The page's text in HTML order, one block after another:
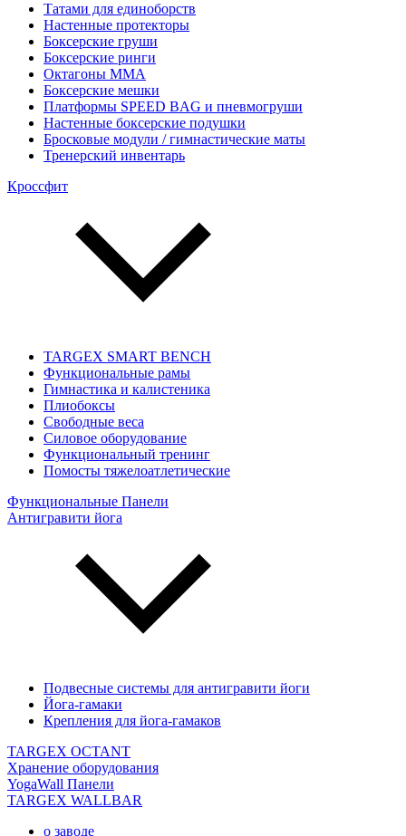
Татами для единоборств
Настенные протекторы
Боксерские груши
Боксерские ринги
Октагоны MMA
Боксерские мешки
Платформы SPEED BAG и пневмогруши
Настенные боксерские подушки
Бросковые модули / гимнастические маты
Тренерский инвентарь
Кроссфит
TARGEX SMART BENCH
Функциональные рамы
Гимнастика и калистеника
Плиобоксы
Свободные веса
Силовое оборудование
Функциональный тренинг
Помосты тяжелоатлетические
Функциональные Панели
Антигравити йога
Подвесные системы для антигравити йоги
Йога-гамаки
Крепления для йога-гамаков
TARGEX OCTANT
Хранение оборудования
YogaWall Панели
TARGEX WALLBAR
о заводе